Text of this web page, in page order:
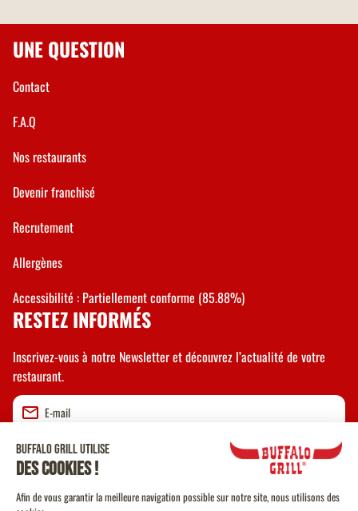
UNE QUESTION
Contact
F.A.Q
Nos restaurants
Devenir franchisé
Recrutement
Allergènes
Accessibilité : Partiellement conforme (85.88%)
RESTEZ INFORMÉS
Inscrivez-vous à notre Newsletter et découvrez l’actualité de votre
restaurant.
Valider